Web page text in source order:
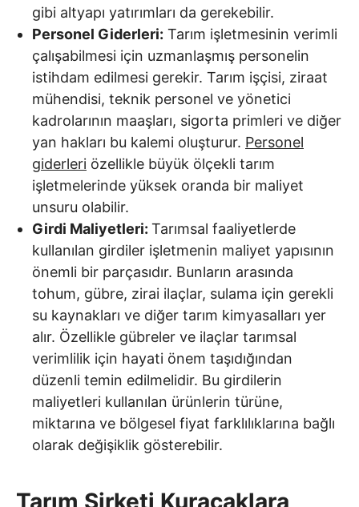
gibi altyapı yatırımları da gerekebilir.
Personel Giderleri: Tarım işletmesinin verimli
çalışabilmesi için uzmanlaşmış personelin
istihdam edilmesi gerekir. Tarım işçisi, ziraat
mühendisi, teknik personel ve yönetici
kadrolarının maaşları, sigorta primleri ve diğer
yan hakları bu kalemi oluşturur. Personel
giderleri özellikle büyük ölçekli tarım
işletmelerinde yüksek oranda bir maliyet
unsuru olabilir.
Girdi Maliyetleri: Tarımsal faaliyetlerde
kullanılan girdiler işletmenin maliyet yapısının
önemli bir parçasıdır. Bunların arasında
tohum, gübre, zirai ilaçlar, sulama için gerekli
su kaynakları ve diğer tarım kimyasalları yer
alır. Özellikle gübreler ve ilaçlar tarımsal
verimlilik için hayati önem taşıdığından
düzenli temin edilmelidir. Bu girdilerin
maliyetleri kullanılan ürünlerin türüne,
miktarına ve bölgesel fiyat farklılıklarına bağlı
olarak değişiklik gösterebilir.
Tarım Şirketi Kuracaklara